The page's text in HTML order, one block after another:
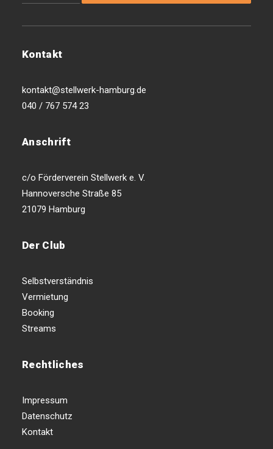
Kontakt
kontakt@stellwerk-hamburg.de
040 / 767 574 23
Anschrift
c/o Förderverein Stellwerk e. V.
Hannoversche Straße 85
21079 Hamburg
Der Club
Selbstverständnis
Vermietung
Booking
Streams
Rechtliches
Impressum
Datenschutz
Kontakt